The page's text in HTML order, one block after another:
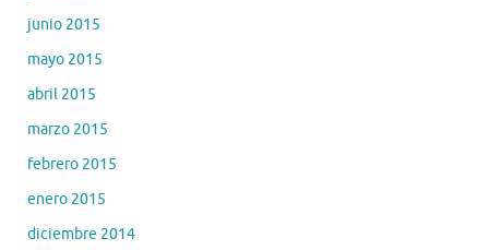
junio 2015
mayo 2015
abril 2015
marzo 2015
febrero 2015
enero 2015
diciembre 2014